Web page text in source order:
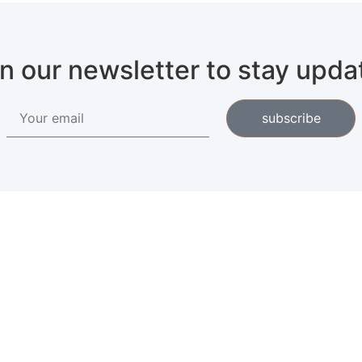
our newsletter to stay
subscribe